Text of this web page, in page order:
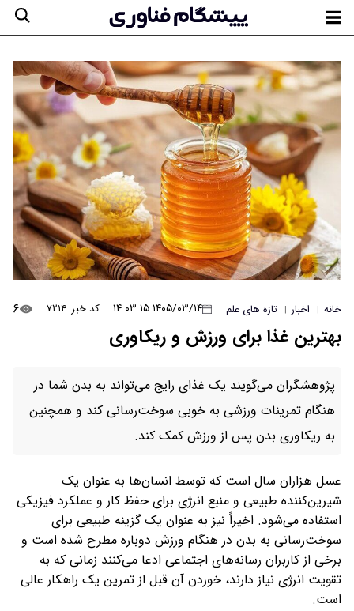
خانه | اخبار | تازه های علم ۱۴۰۵/۰۳/۱۴ ۱۴:۰۳:۱۵ کد خبر: ۷۲۱۴ ۶
بهترین غذا برای ورزش و ریکاوری
پژوهشگران می‌گویند یک غذای رایج می‌تواند به بدن شما در
هنگام تمرینات ورزشی به خوبی سوخت‌رسانی کند و همچنین
به ریکاوری بدن پس از ورزش کمک کند.
عسل هزاران سال است که توسط انسان‌ها به عنوان یک
شیرین‌کننده طبیعی و منبع انرژی برای حفظ کار و عملکرد فیزیکی
استفاده می‌شود. اخیراً نیز به عنوان یک گزینه طبیعی برای
سوخت‌رسانی به بدن در هنگام ورزش دوباره مطرح شده است و
برخی از کاربران رسانه‌های اجتماعی ادعا می‌کنند زمانی که به
تقویت انرژی نیاز دارند، خوردن آن قبل از تمرین یک راهکار عالی
است.